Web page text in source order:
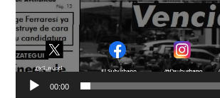
00:00